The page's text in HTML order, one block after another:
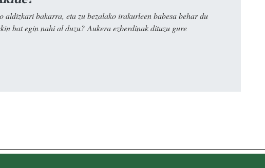
aldizkari bakarra, eta zu bezalako irakurleen babesa behar du
bat egin nahi al duzu? Aukera ezberdinak dituzu gure